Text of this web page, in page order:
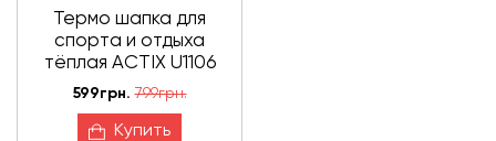
Термо шапка для
спорта и отдыха
тёплая ACTIX U1106
серая (унисекс, шерсть
мериноса)
599грн. 799грн.
Купить